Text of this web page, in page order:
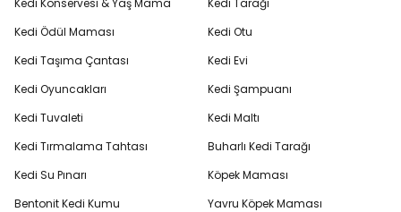
Kedi Konservesi & Yaş Mama
Kedi Ödül Maması
Kedi Taşıma Çantası
Kedi Oyuncakları
Kedi Tuvaleti
Kedi Tırmalama Tahtası
Kedi Su Pınarı
Bentonit Kedi Kumu
Kedi Tarağı
Kedi Otu
Kedi Evi
Kedi Şampuanı
Kedi Maltı
Buharlı Kedi Tarağı
Köpek Maması
Yavru Köpek Maması